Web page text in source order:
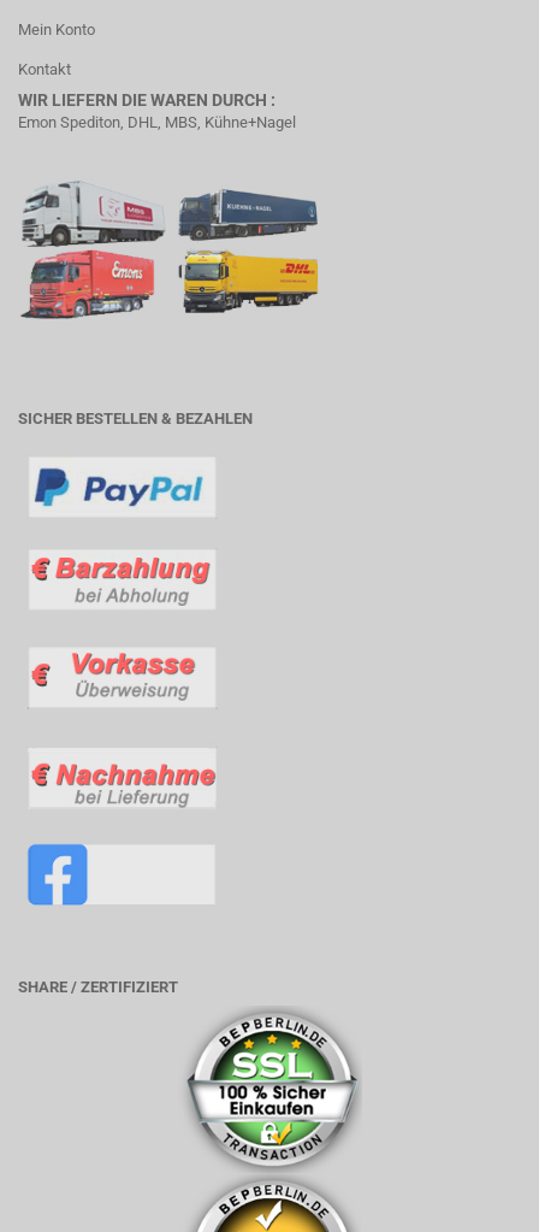
Mein Konto
Kontakt
WIR LIEFERN DIE WAREN DURCH :
Emon Spediton, DHL, MBS, Kühne+Nagel
SICHER BESTELLEN & BEZAHLEN
SHARE / ZERTIFIZIERT